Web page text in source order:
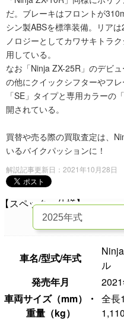
だ。ブレーキはフロントが
シン製ABSを標準装備。リア
ノロジーとしてカワサキトラ
用している。
なお「Ninja ZX-25R」のデビ
の他にクイックシフターやフ
「SE」タイプと専用カラーの
開されている。
買替や売る際の買取査定は、
いるバイクパッションに！
解説記事更新日：2021年10月28日
【スペック・仕様】
車名/型式/年式
ル
発売年月
車両サイズ（mm）・
重量（kg）
全長